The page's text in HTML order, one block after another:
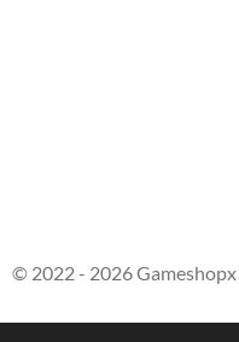
© 2022 - 2026 Gameshopx